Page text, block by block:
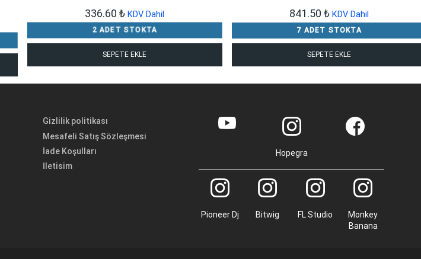
336.60₺ KDV Dahil
2 ADET STOKTA
SEPETE EKLE
841.50 ₺ KDV Dahil
7 ADET STOKTA
SEPETE EKLE
Gizlilik politikası
Mesafeli Satış Sözleşmesi
İade Koşulları
İletisim
Hopegra
Pioneer Dj Bitwig FL Studio
Monkey
Banana